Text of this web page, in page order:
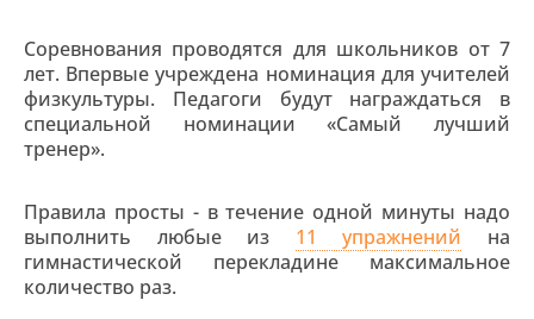
Соревнования проводятся для школьников от 7
лет. Впервые учреждена номинация для учителей
физкультуры. Педагоги будут награждаться в
специальной номинации «Самый лучший
тренер».
Правила просты - в течение одной минуты надо
выполнить любые из 11 упражнений на
гимнастической перекладине максимальное
количество раз.